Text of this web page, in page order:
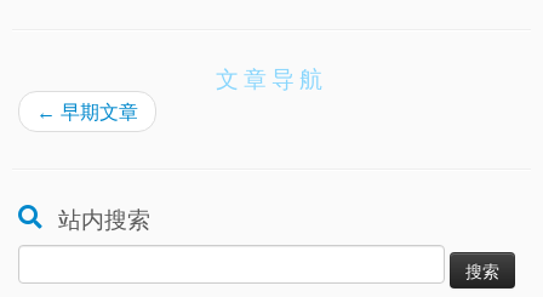
文章导航
← 早期文章
站内搜索
索：